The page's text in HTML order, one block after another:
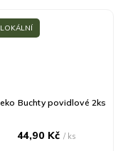
LOKÁLNÍ
Buchty povidlové 2ks
44,90 Kč/ ks